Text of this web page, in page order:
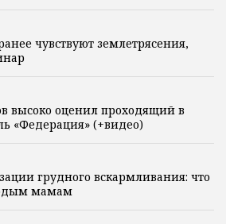
чувствуют землетрясения,
высоко оценил проходящий в
«Федерация» (+видео)
грудного вскармливания: что
мамам